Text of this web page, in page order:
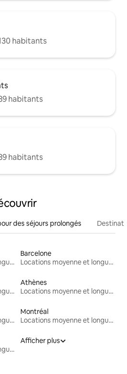
habitants
habitants
habitants
des séjours prolongés
Locations moyenne et longue durée
Barcelone
Locations moyenne et longue durée
Locations moyenne et longue durée
Athènes
Locations moyenne et longue durée
Locations moyenne et longue durée
Montréal
Locations moyenne et longue durée
Locations moyenne et longue durée
Afficher plus